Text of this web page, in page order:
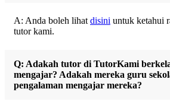
A: Anda boleh lihat disini untuk ketahui
tutor kami.
Q: Adakah tutor di TutorKami
mengajar? Adakah mereka guru
pengalaman mengajar mereka?